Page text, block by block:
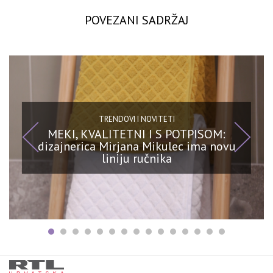
POVEZANI SADRŽAJ
TRENDOVI I NOVITETI
MEKI, KVALITETNI I S POTPISOM:
dizajnerica Mirjana Mikulec ima novu
liniju ručnika